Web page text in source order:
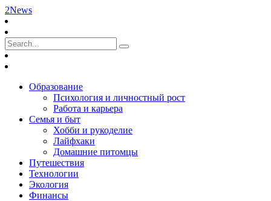
2News
Образование
Психология и личностный рост
Работа и карьера
Семья и быт
Хобби и рукоделие
Лайфхаки
Домашние питомцы
Путешествия
Технологии
Экология
Финансы